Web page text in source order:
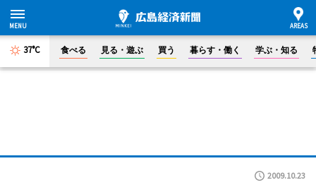
37°C 食べる 見る・遊ぶ 買う 暮らす・働く 学ぶ・知る
2009.10.23